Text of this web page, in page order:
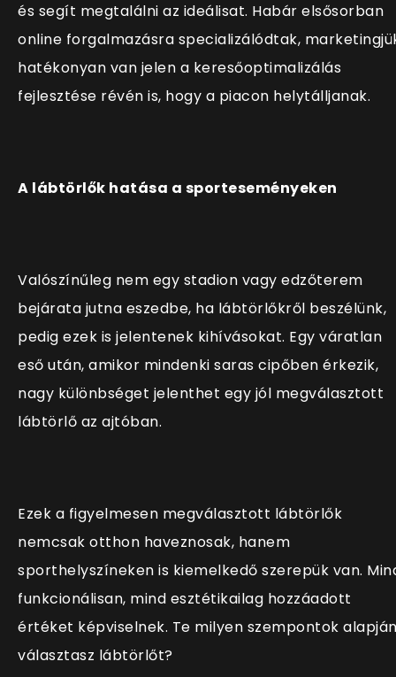
és segít megtalálni az ideálisat. Habár elsősorban
online forgalmazásra specializálódtak,
hatékonyan van jelen a keresőoptimalizálás
fejlesztése révén is, hogy a piacon helytálljanak.
A lábtörlők hatása a sporteseményeken
Valószínűleg nem egy stadion vagy edzőterem
bejárata jutna eszedbe, ha lábtörlőkről beszélünk,
pedig ezek is jelentenek kihívásokat. Egy váratlan
eső után, amikor mindenki saras cipőben érkezik,
nagy különbséget jelenthet egy jól megválasztott
lábtörlő az ajtóban.
Ezek a figyelmesen megválasztott lábtörlők
nemcsak otthon haveznosak, hanem
sporthelyszíneken is kiemelkedő szerepük van.
funkcionálisan, mind esztétikailag hozzáadott
értéket képviselnek. Te milyen szempontok
választasz lábtörlőt?